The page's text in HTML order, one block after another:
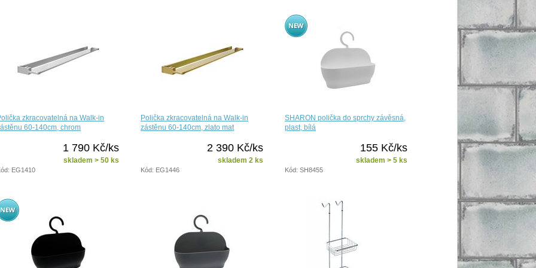
zkracovatelná na Walk-in
60-140cm, chrom
1 790 Kč/ks
skladem > 50 ks
EG1410
Polička zkracovatelná na Walk-in
zástěnu 60-140cm, zlato mat
2 390 Kč/ks
skladem 2 ks
Kód: EG1446
SHARON polička do sprchy závěsná,
plast, bílá
155 Kč/ks
skladem > 5 ks
Kód: SH8455